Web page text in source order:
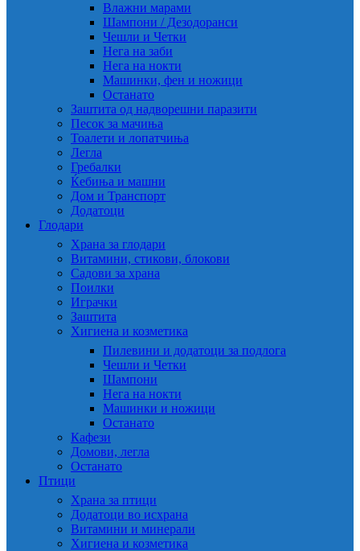
Влажни марами
Шампони / Дезодоранси
Чешли и Четки
Нега на заби
Нега на нокти
Машинки, фен и ножици
Останато
Заштита од надворешни паразити
Песок за мачиња
Тоалети и лопатчиња
Легла
Гребалки
Ќебиња и машни
Дом и Транспорт
Додатоци
Глодари
Храна за глодари
Витамини, стикови, блокови
Садови за храна
Поилки
Играчки
Заштита
Хигиена и козметика
Пилевини и додатоци за подлога
Чешли и Четки
Шампони
Нега на нокти
Машинки и ножици
Останато
Кафези
Домови, легла
Останато
Птици
Храна за птици
Додатоци во исхрана
Витамини и минерали
Хигиена и козметика